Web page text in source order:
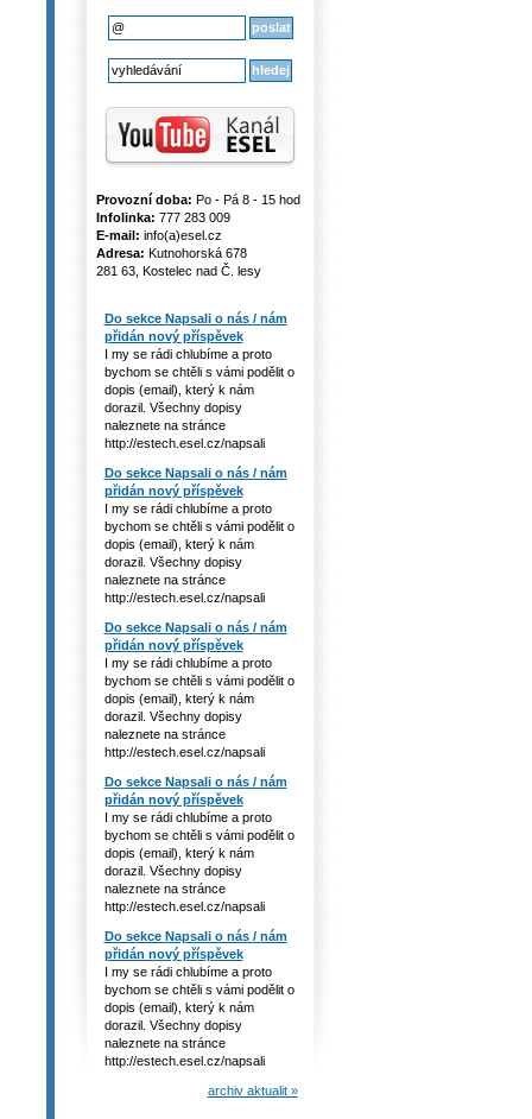
Provozní doba: Po - Pá 8 - 15 hod
Infolinka: 777 283 009
E-mail: info(a)esel.cz
Adresa: Kutnohorská 678
281 63, Kostelec nad Č. lesy
Do sekce Napsali o nás / nám
přidán nový příspěvek
I my se rádi chlubíme a proto
bychom se chtěli s vámi podělit o
dopis (email), který k nám
dorazil. Všechny dopisy
naleznete na stránce
http://estech.esel.cz/napsali
Do sekce Napsali o nás / nám
přidán nový příspěvek
I my se rádi chlubíme a proto
bychom se chtěli s vámi podělit o
dopis (email), který k nám
dorazil. Všechny dopisy
naleznete na stránce
http://estech.esel.cz/napsali
Do sekce Napsali o nás / nám
přidán nový příspěvek
I my se rádi chlubíme a proto
bychom se chtěli s vámi podělit o
dopis (email), který k nám
dorazil. Všechny dopisy
naleznete na stránce
http://estech.esel.cz/napsali
Do sekce Napsali o nás / nám
přidán nový příspěvek
I my se rádi chlubíme a proto
bychom se chtěli s vámi podělit o
dopis (email), který k nám
dorazil. Všechny dopisy
naleznete na stránce
http://estech.esel.cz/napsali
Do sekce Napsali o nás / nám
přidán nový příspěvek
I my se rádi chlubíme a proto
bychom se chtěli s vámi podělit o
dopis (email), který k nám
dorazil. Všechny dopisy
naleznete na stránce
http://estech.esel.cz/napsali
archiv aktualit »